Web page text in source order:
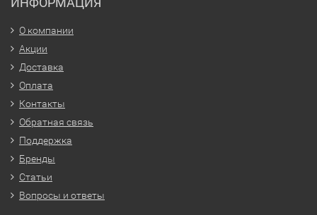
О компании
Акции
Доставка
Оплата
Контакты
Обратная связь
Поддержка
Бренды
Статьи
Вопросы и ответы